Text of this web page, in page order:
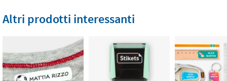
Altri prodotti interessanti